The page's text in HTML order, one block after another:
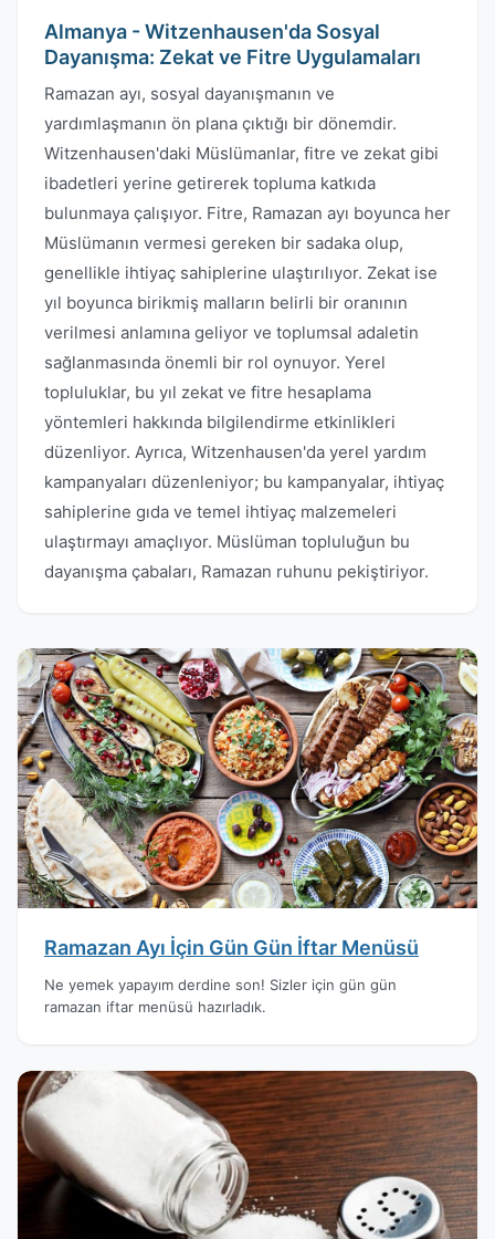
Almanya - Witzenhausen'da Sosyal
Dayanışma: Zekat ve Fitre Uygulamaları
Ramazan ayı, sosyal dayanışmanın ve
yardımlaşmanın ön plana çıktığı bir dönemdir.
Witzenhausen'daki Müslümanlar, fitre ve zekat gibi
ibadetleri yerine getirerek topluma katkıda
bulunmaya çalışıyor. Fitre, Ramazan ayı boyunca her
Müslümanın vermesi gereken bir sadaka olup,
genellikle ihtiyaç sahiplerine ulaştırılıyor. Zekat ise
yıl boyunca birikmiş malların belirli bir oranının
verilmesi anlamına geliyor ve toplumsal adaletin
sağlanmasında önemli bir rol oynuyor. Yerel
topluluklar, bu yıl zekat ve fitre hesaplama
yöntemleri hakkında bilgilendirme etkinlikleri
düzenliyor. Ayrıca, Witzenhausen'da yerel yardım
kampanyaları düzenleniyor; bu kampanyalar, ihtiyaç
sahiplerine gıda ve temel ihtiyaç malzemeleri
ulaştırmayı amaçlıyor. Müslüman topluluğun bu
dayanışma çabaları, Ramazan ruhunu pekiştiriyor.
Ramazan Ayı İçin Gün Gün İftar Menüsü
Ne yemek yapayım derdine son! Sizler için gün gün
ramazan iftar menüsü hazırladık.